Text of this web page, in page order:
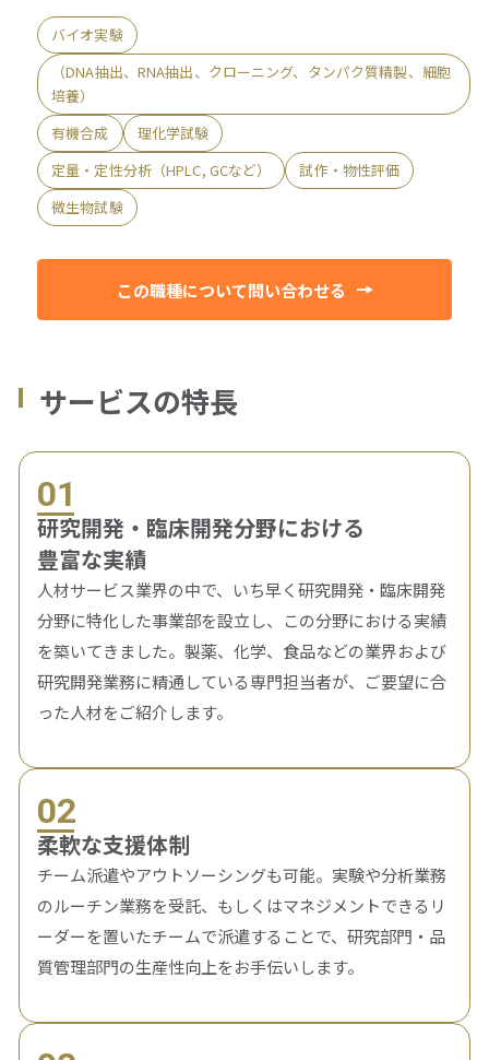
バイオ実験
（DNA抽出、RNA抽出、クローニング、タンパク質精製、細胞
培養）
有機合成
理化学試験
定量・定性分析（HPLC, GCなど）
試作・物性評価
微生物試験
この職種について問い合わせる
サービスの特長
01
研究開発・臨床開発分野における
豊富な実績
人材サービス業界の中で、いち早く研究開発・臨床開発
分野に特化した事業部を設立し、この分野における実績
を築いてきました。製薬、化学、食品などの業界および
研究開発業務に精通している専門担当者が、ご要望に合
った人材をご紹介します。
02
柔軟な支援体制
チーム派遣やアウトソーシングも可能。実験や分析業務
のルーチン業務を受託、もしくはマネジメントできるリ
ーダーを置いたチームで派遣することで、研究部門・品
質管理部門の生産性向上をお手伝いします。